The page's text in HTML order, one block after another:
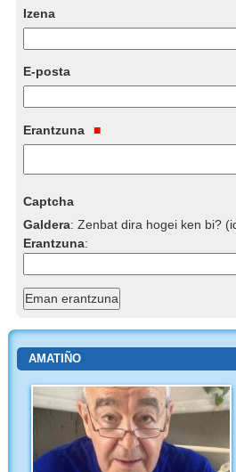
Izena
E-posta
Erantzuna
Captcha
Galdera:Zenbat dira hogei ken bi?
Erantzuna:
AMATIÑO